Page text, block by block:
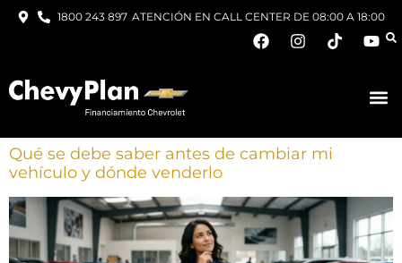
1800 243 897 ATENCIÓN EN CALL CENTER DE 08:00 A 18:00
Qué se debe saber antes de cambiar mi
vehículo y dónde venderlo